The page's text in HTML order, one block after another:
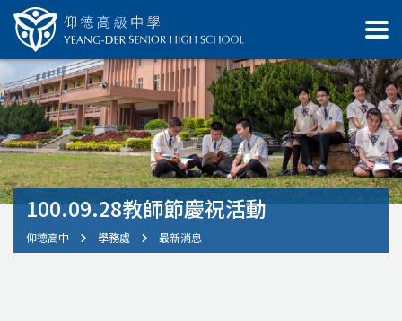
100.09.28教師節慶祝活動
仰德高中 學務處 最新消息